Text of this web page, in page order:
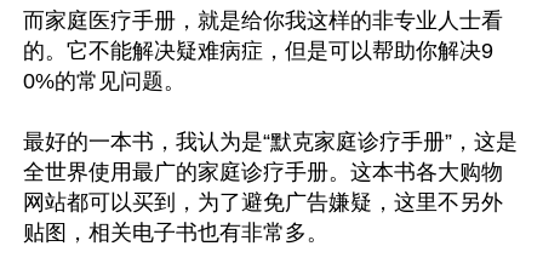
而家庭医疗手册，就是给你我这样的非专业人士看
的。它不能解决疑难病症，但是可以帮助你解决9
0%的常见问题。
最好的一本书，我认为是“默克家庭诊疗手册”，这是
全世界使用最广的家庭诊疗手册。这本书各大购物
网站都可以买到，为了避免广告嫌疑，这里不另外
贴图，相关电子书也有非常多。